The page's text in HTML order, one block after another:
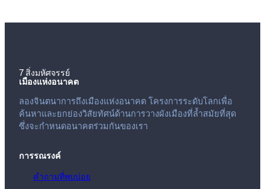
7 สิ่งมหัศจรรย์
เมืองแห่งอนาคต
ลองจินตนาการถึงเมืองแห่งอนาคต โครงการระดับโลกเพื่อ
ค้นหาและยกย่องวิสัยทัศน์ด้านการวางผังเมืองที่ล้ำสมัยที่สุด
ซึ่งจะกำหนดอนาคตร่วมกันของเรา
การรณรงค์
คำถามที่พบบ่อย